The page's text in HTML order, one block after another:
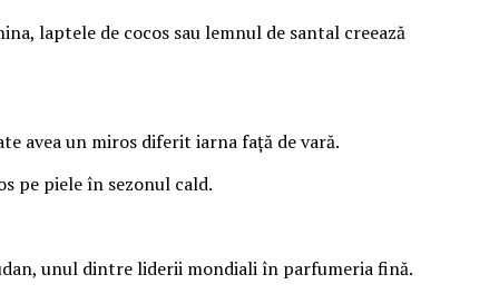
laptele de cocos sau lemnul de santal creează
avea un miros diferit iarna față de vară.
pe piele în sezonul cald.
unul dintre liderii mondiali în parfumeria fină.